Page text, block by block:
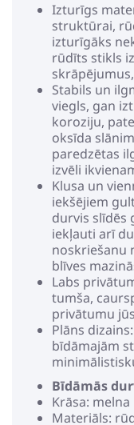
Izturīgs
struktūrai,
izturīgāks
rūdīts stikls
Stabils un
viegls, gan
koroziju,
oksīda
paredzētas
izvēli
Klusa un
iekšējiem
durvis slīdēs
iekļauti arī
noskriešanu
blīves
Labs
tumša,
privātumu
Plāns
bīdāmajām
Bīdāmās
Krāsa:
Materiāls: